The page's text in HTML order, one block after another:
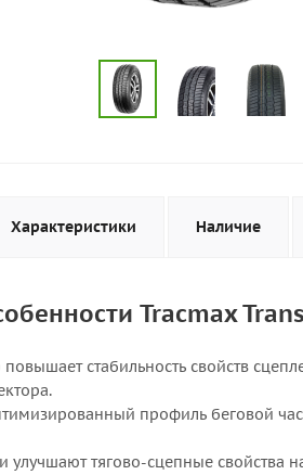
Характеристики Наличие
Tracmax
стабильность свойств
профиль беговой
улучшают тягово-сцепные